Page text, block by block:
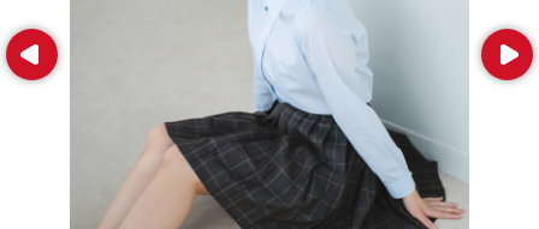
Prev Next